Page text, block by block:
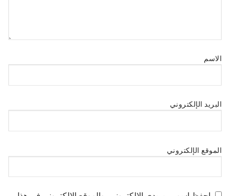
الاسم
البريد الإلكتروني
الموقع الإلكتروني